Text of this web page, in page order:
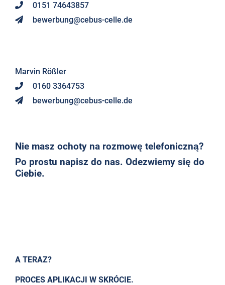
0151 74643857
bewerbung@cebus-celle.de
Marvin Rößler
0160 3364753
bewerbung@cebus-celle.de
Nie masz ochoty na rozmowę telefoniczną?
Po prostu napisz do nas. Odezwiemy się do
Ciebie.
A TERAZ?
PROCES APLIKACJI W SKRÓCIE.